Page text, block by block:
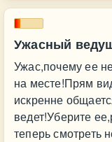
Ужасный
Ужас,почему ее
на месте!Прям
искренне
ведет!Уберите
теперь смотреть